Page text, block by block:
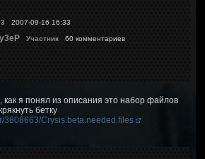
2007-09-16 16:33
Участник 60 комментариев
как я понял из описания это набор файлов
бетку
3808663/Crysis.beta.needed.files